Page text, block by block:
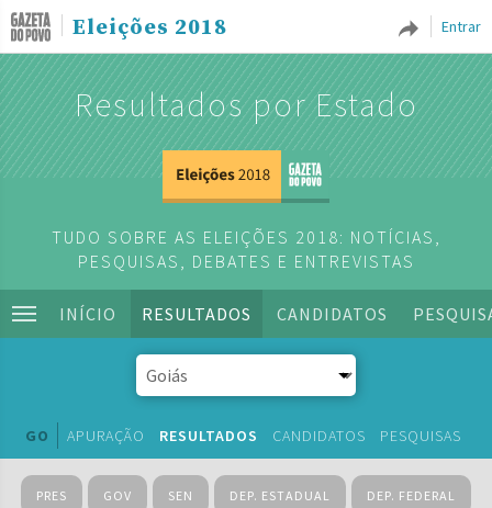
Entrar
Eleições 2018
Resultados por Estado
TUDO SOBRE AS ELEIÇÕES 2018: NOTÍCIAS,
PESQUISAS, DEBATES E ENTREVISTAS
INÍCIO RESULTADOS CANDIDATOS
GO APURAÇÃO RESULTADOS CANDIDATOS PESQUISAS
PRES GOV SEN DEP. ESTADUAL DEP. FEDERAL